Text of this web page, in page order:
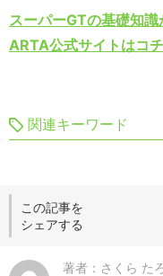
スーパーGTの基礎知識
ARTA公式サイトはコ
関連キーワード
この記事を
シェアする
著者：さくら た